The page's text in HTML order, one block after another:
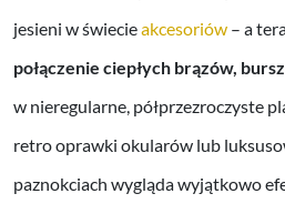
jesieni w świecieakcesoriów – a
połączenie ciepłych brązów,
w nieregularne, półprzezroczyste
retro oprawki okularów lub
paznokciach wygląda wyjątkowo